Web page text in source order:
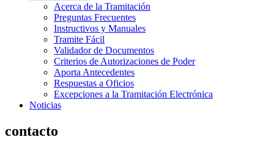
Acerca de la Tramitación
Preguntas Frecuentes
Instructivos y Manuales
Tramite Fácil
Validador de Documentos
Criterios de Autorizaciones de Poder
Aporta Antecedentes
Respuestas a Oficios
Excepciones a la Tramitación Electrónica
Noticias
contacto